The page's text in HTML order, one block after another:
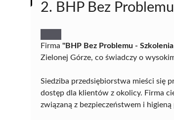
2. BHP Bez
Firma "BHP Bez Problemu -
Zielonej Górze, co świadczy o
Siedziba przedsiębiorstwa mieści się
dostęp dla klientów z okolicy. Firma
związaną z bezpieczeństwem i higieną